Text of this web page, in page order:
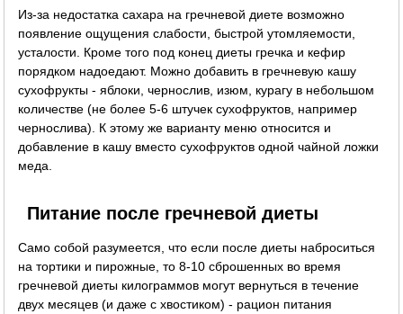
Из-за недостатка сахара на гречневой диете возможно
появление ощущения слабости, быстрой утомляемости,
усталости. Кроме того под конец диеты гречка и кефир
порядком надоедают. Можно добавить в гречневую кашу
сухофрукты - яблоки, чернослив, изюм, курагу в небольшом
количестве (не более 5-6 штучек сухофруктов, например
чернослива). К этому же варианту меню относится и
добавление в кашу вместо сухофруктов одной чайной ложки
меда.
Питание после гречневой диеты
Само собой разумеется, что если после диеты наброситься
на тортики и пирожные, то 8-10 сброшенных во время
гречневой диеты килограммов могут вернуться в течение
двух месяцев (и даже с хвостиком) - рацион питания